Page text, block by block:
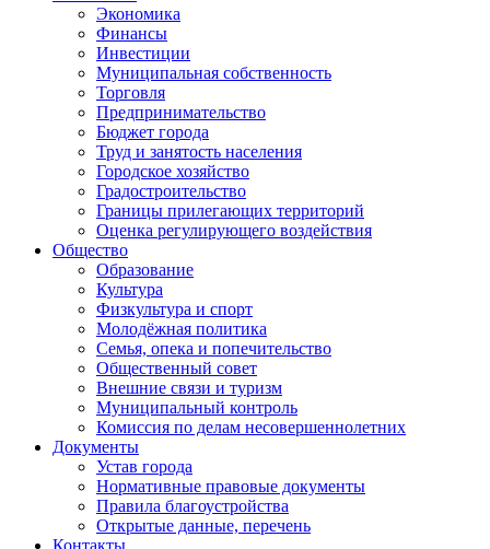
Экономика
Финансы
Инвестиции
Муниципальная собственность
Торговля
Предпринимательство
Бюджет города
Труд и занятость населения
Городское хозяйство
Градостроительство
Границы прилегающих территорий
Оценка регулирующего воздействия
Общество
Образование
Культура
Физкультура и спорт
Молодёжная политика
Семья, опека и попечительство
Общественный совет
Внешние связи и туризм
Муниципальный контроль
Комиссия по делам несовершеннолетних
Документы
Устав города
Нормативные правовые документы
Правила благоустройства
Открытые данные, перечень
Контакты